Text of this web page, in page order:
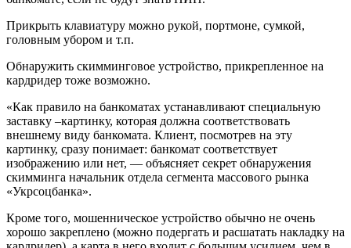
Прикрыть клавиатуру можно рукой, портмоне, сумкой,
головным убором и т.п.
Обнаружить скимминговое устройство, прикрепленное на
кардридер тоже возможно.
«Как правило на банкоматах устанавливают специальную
заставку –картинку, которая должна соответствовать
внешнему виду банкомата. Клиент, посмотрев на эту
картинку, сразу понимает: банкомат соответствует
изображению или нет, — объясняет секрет обнаружения
скимминга начальник отдела сегмента массового рынка
«Укрсоцбанка».
Кроме того, мошенническое устройство обычно не очень
хорошо закреплено (можно подергать и расшатать накладку на